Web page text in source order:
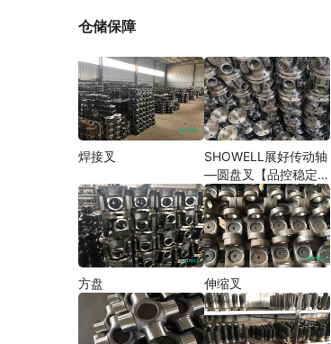
仓储保障
焊接叉
SHOWELL展好传动轴
—圆盘叉【品控稳定，
精密加工】
方盘 伸缩叉